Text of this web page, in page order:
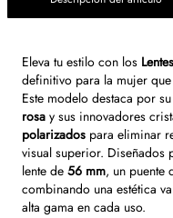
Eleva tu estilo con los
definitivo para la mujer
Este modelo destaca por
rosa y sus innovadores
polarizados para eliminar
visual superior. Diseñados
lente de 56 mm, un puente
combinando una estética
alta gama en cada uso.